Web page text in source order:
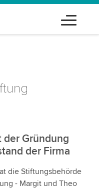
Gründung
der Firma
die Stiftungsbehörde
- Margit und Theo